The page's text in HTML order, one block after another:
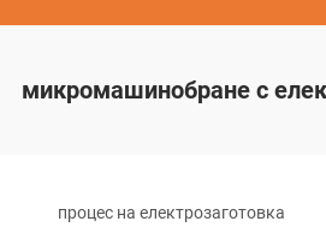
микромашинобране с
процес на електрозаготовка